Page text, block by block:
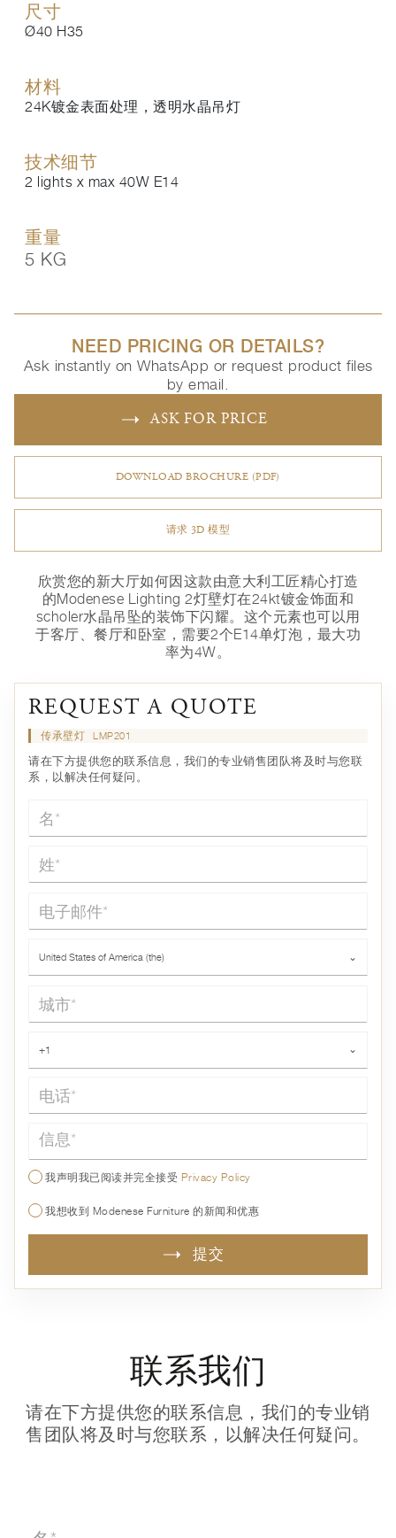
尺寸
Ø40 H35
材料
24K镀金表面处理，透明水晶吊灯
技术细节
2 lights x max 40W E14
重量
5 KG
NEED PRICING OR DETAILS?
Ask instantly on WhatsApp or request product files
by email.
ASK FOR PRICE
DOWNLOAD BROCHURE (PDF)
请求 3D 模型
欣赏您的新大厅如何因这款由意大利工匠精心打造
的Modenese Lighting 2灯壁灯在24kt镀金饰面和
scholer水晶吊坠的装饰下闪耀。这个元素也可以用
于客厅、餐厅和卧室，需要2个E14单灯泡，最大功
率为4W。
REQUEST A QUOTE
传承壁灯 LMP201
请在下方提供您的联系信息，我们的专业销售团队将及时与您联
系，以解决任何疑问。
名*
姓*
电子邮件*
United States of America (the) ⌄
城市*
+1 ⌄
信息*
我声明我已阅读并完全接受 Privacy Policy
我想收到 Modenese Furniture 的新闻和优惠
提交
联系我们
请在下方提供您的联系信息，我们的专业销
售团队将及时与您联系，以解决任何疑问。